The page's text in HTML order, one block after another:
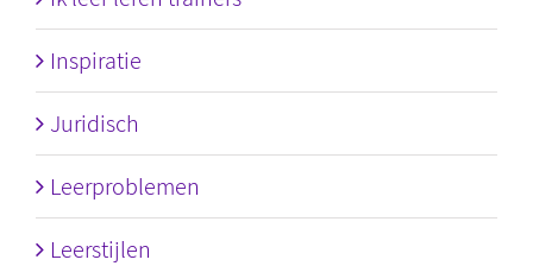
Inspiratie
Juridisch
Leerproblemen
Leerstijlen